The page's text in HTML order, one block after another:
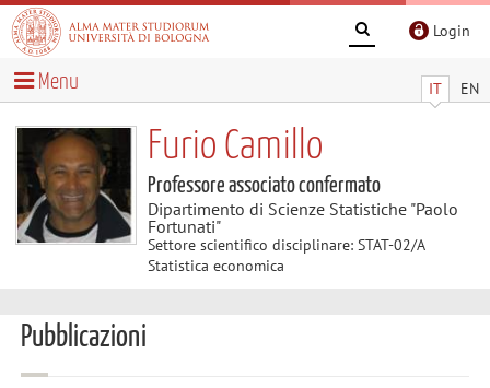
Login
IT EN
Menu
Furio Camillo
Professore associato confermato
Dipartimento di Scienze Statistiche "Paolo
Fortunati"
Settore scientifico disciplinare: STAT-02/A
Statistica economica
Pubblicazioni